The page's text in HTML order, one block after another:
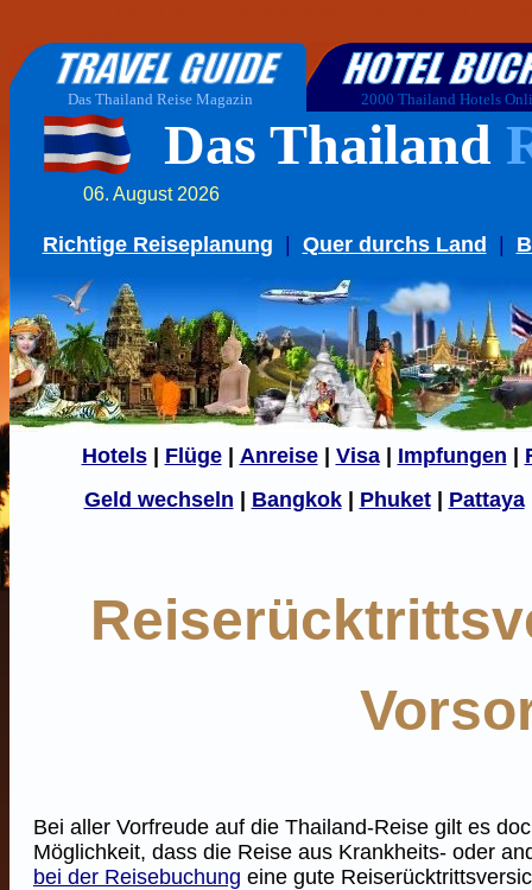
Das Thailand Reise Magazin 2000 Thailand Hotels
Das Thailand
06. August 2026
Richtige Reiseplanung Quer durchs Land
Hotels| Flüge| Anreise| Visa| Impfungen
Geld wechseln
Bangkok| Phuket| Pattaya
Bei aller Vorfreude auf die Thailand-Reise gilt es
Möglichkeit, dass die Reise aus Krankheits- oder
bei der Reisebuchung eine gute